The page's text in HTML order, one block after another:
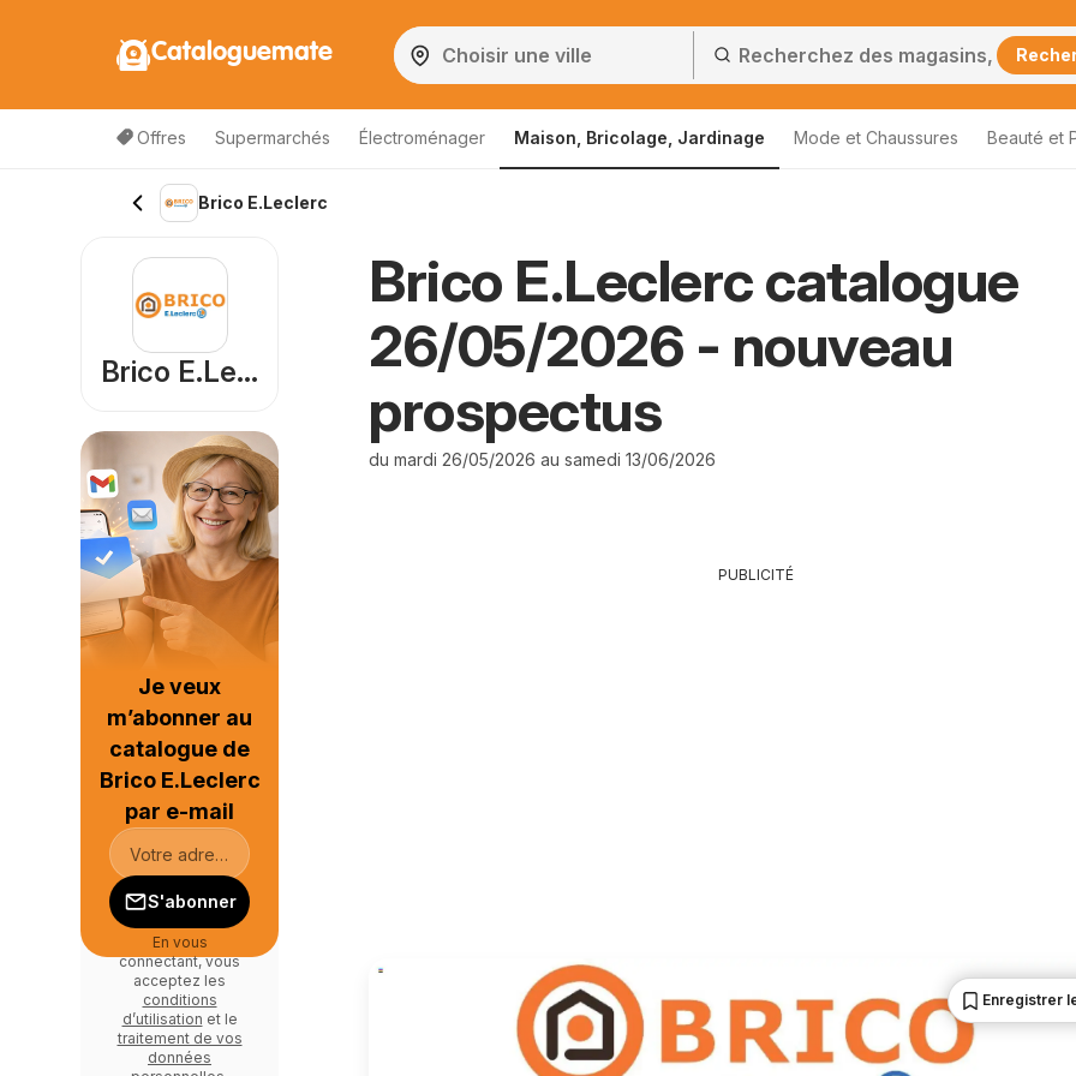
Cataloguemate
Offres Supermarchés Électroménager Maison, Bricolage, Jardinage Mode et Chaussures Beauté et
Brico E.Leclerc
Brico E.Leclerc catalogue
26/05/2026 - nouveau
prospectus
du mardi 26/05/2026 au samedi 13/06/2026
PUBLICITÉ
Enregistrer
Brico E.Leclerc
Je veux
m’abonner au
catalogue de
Brico E.Leclerc
par e-mail
S'abonner
En vous
connectant, vous
acceptez les
conditions
d’utilisation et le
traitement de vos
données